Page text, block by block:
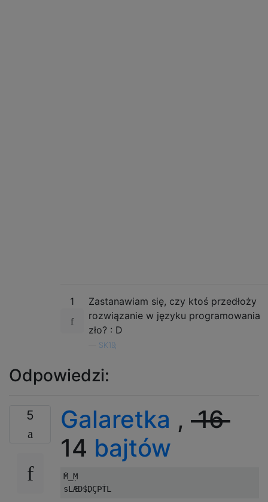
1
Zastanawiam się, czy ktoś przedłoży
rozwiązanie w języku programowania
zło? : D
SK19,
Odpowiedzi:
5 Galaretka , 16
14 bajtów
Ṁ_Ṃ